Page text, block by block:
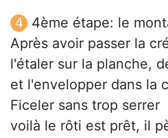
4ème étape: le
Après avoir passer la
l'étaler sur la planche,
et l'envelopper dans la
Ficeler sans trop serrer
voilà le rôti est prêt, il